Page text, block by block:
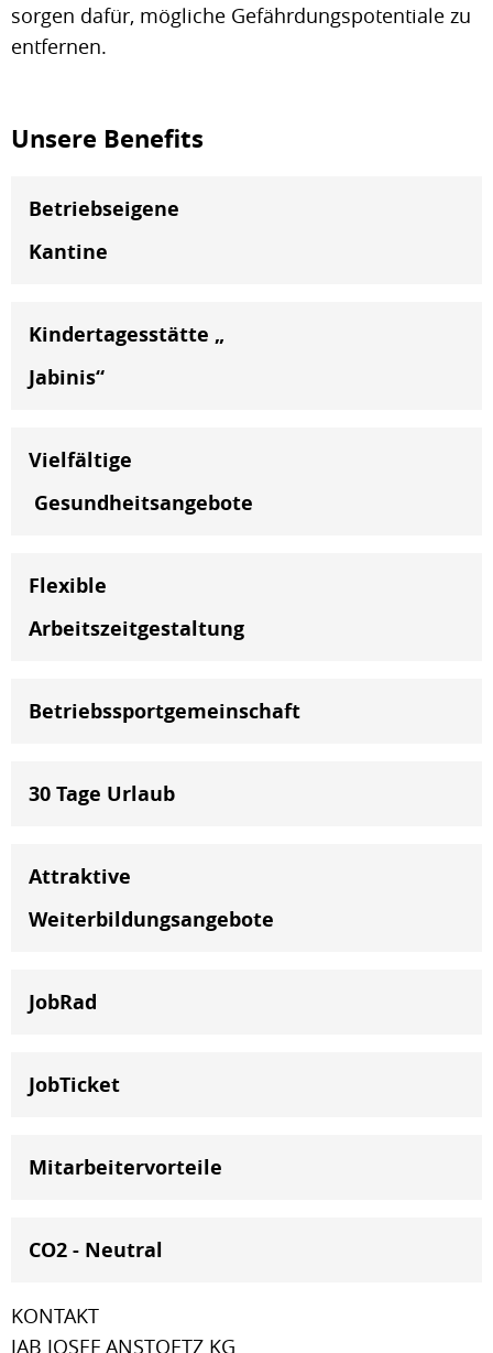
sorgen dafür, mögliche Gefährdungspotentiale zu
entfernen.
Unsere Benefits
Betriebseigene
Kantine
Kindertagesstätte „
Jabinis“
Vielfältige
Gesundheitsangebote
Flexible
Arbeitszeitgestaltung
Betriebssportgemeinschaft
30 Tage Urlaub
Attraktive
Weiterbildungsangebote
JobRad
JobTicket
Mitarbeitervorteile
CO2 - Neutral
KONTAKT
JAB JOSEF ANSTOETZ KG